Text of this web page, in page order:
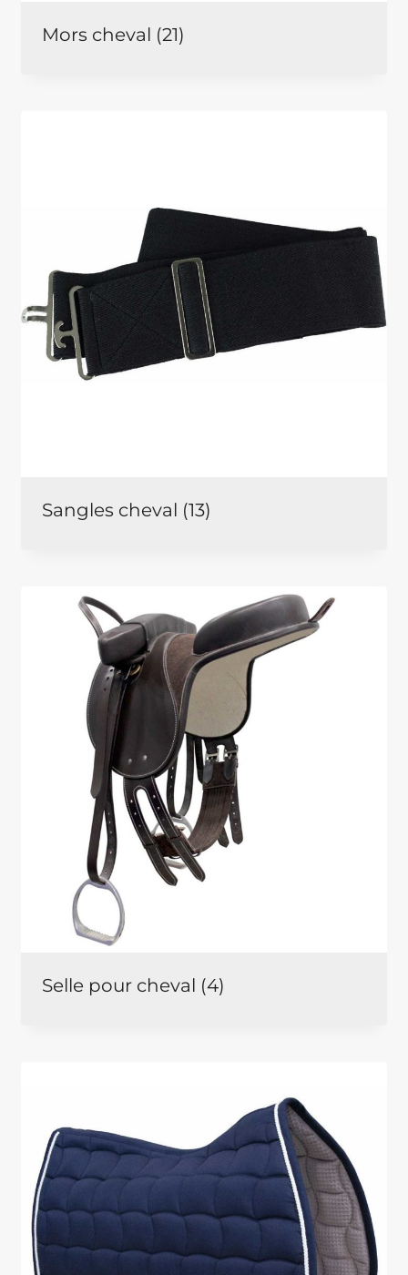
Mors cheval (21)
Sangles cheval (13)
Selle pour cheval (4)